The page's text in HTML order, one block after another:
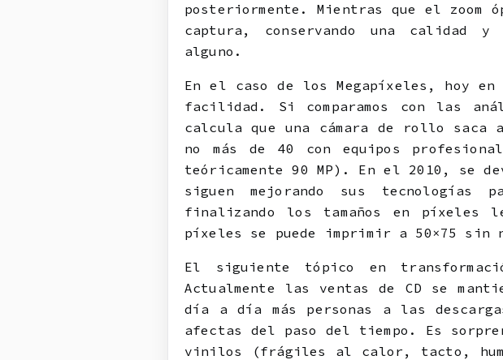
posteriormente. Mientras que el zoom
captura, conservando una calidad
alguno.
En el caso de los Megapíxeles, hoy en
facilidad. Si comparamos con las
calcula que una cámara de rollo saca
no más de 40 con equipos
teóricamente 90 MP). En el 2010, se
siguen mejorando sus tecnologías
finalizando los tamaños en píxeles
píxeles se puede imprimir a 50×75 sin
El siguiente tópico en
Actualmente las ventas de CD se
día a día más personas a las
afectas del paso del tiempo. Es
vinilos (frágiles al calor, tacto,